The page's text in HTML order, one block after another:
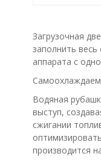
Загрузочная
заполнить
аппарата с
Водяная
выступ,
сжигании
производится